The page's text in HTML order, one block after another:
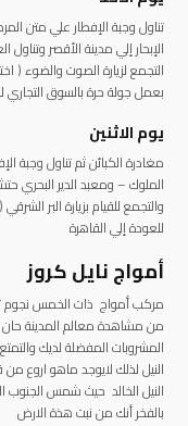
تناول وجبة الإفطار علي متن
الإبحار إلي مدينة الأقصر
التجمع لزيارة الصوت والضوء (
بعمل جولة حرة بالسوق التجاري
يوم الاثنين
مغادرة الكبائن ثم تناول وجبة
الملوك – ومعبد الدير البحري
والتجمع للقيام بزيارة البر
للعودة إلي القاهرة
أمواج نايل كروز
مركب أمواج ذات الخمس نجوم
من مشاهدة معالم المدينة حان
المشروبات المفضلة لديك
النيل لذلك لايوجد ماهو اروع
النيل الخالد حيث شمس الجنوب
بالفخر أنك من نبت هذة الارض